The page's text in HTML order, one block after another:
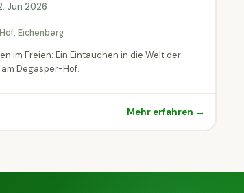
Jun 2026
Eichenberg
im Freien: Ein Eintauchen in die Welt der
Degasper-Hof.
Mehr erfahren →